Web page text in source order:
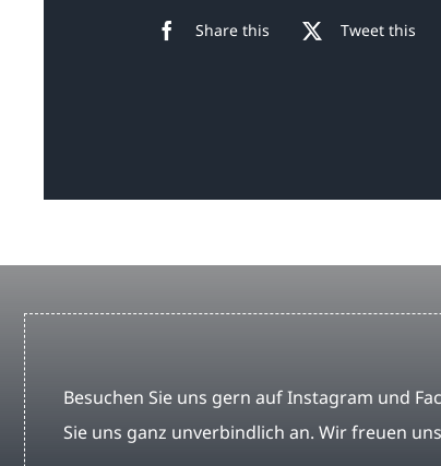
Share this Tweet this
Besuchen Sie uns gern auf Instagram und
Sie uns ganz unverbindlich an. Wir freuen